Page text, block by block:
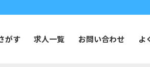
がす 求人一覧 お問い合わせ よ